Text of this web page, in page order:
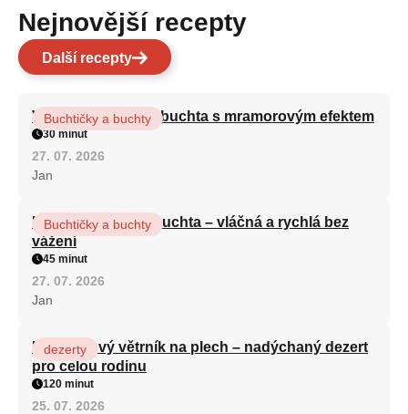
Nejnovější recepty
Další recepty
Vláčná olejová litá buchta s mramorovým efektem
Buchtičky a buchty
30 minut
27. 07. 2026
Jan
Hrnková maková buchta – vláčná a rychlá bez
vážení
Buchtičky a buchty
45 minut
27. 07. 2026
Jan
Karamelový větrník na plech – nadýchaný dezert
pro celou rodinu
dezerty
120 minut
25. 07. 2026